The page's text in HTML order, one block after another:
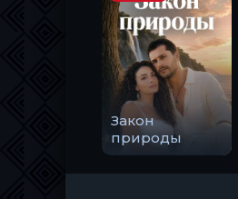
Закон
природы